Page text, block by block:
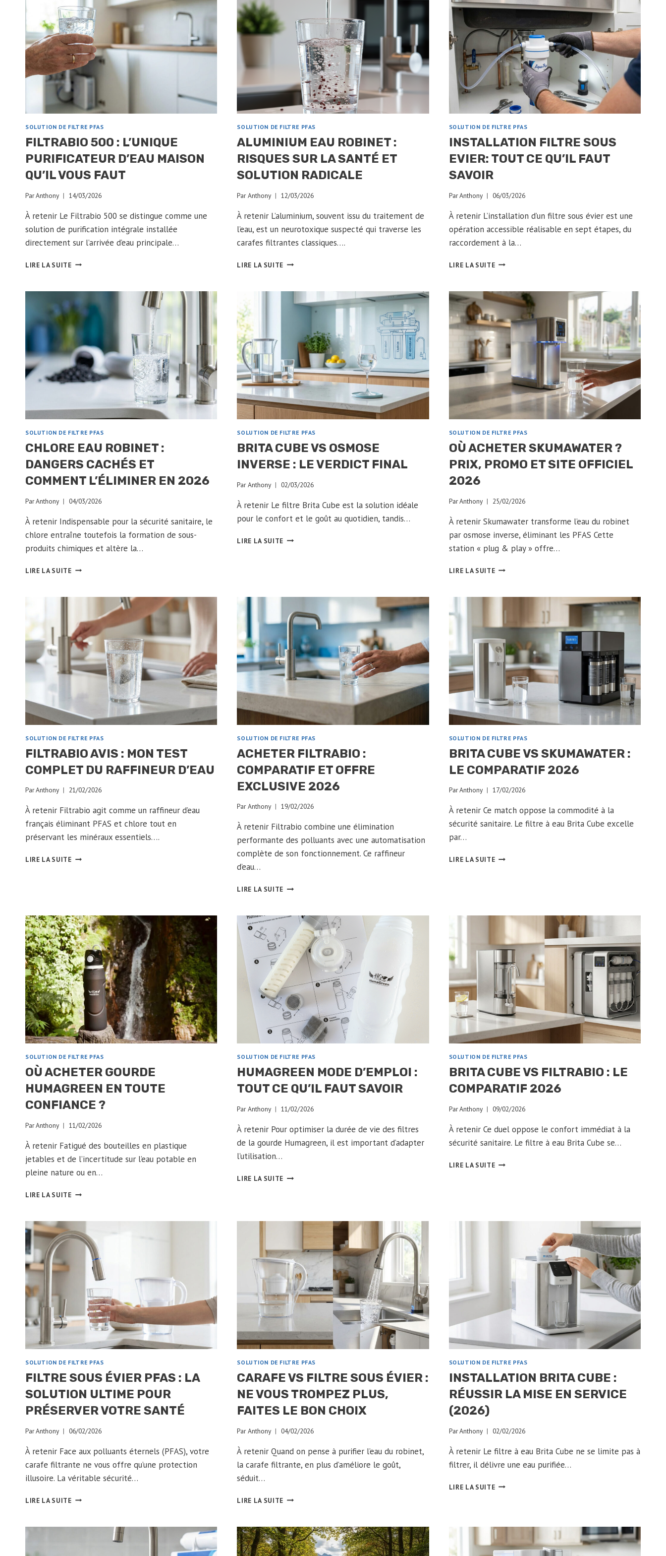
SOLUTION DE FILTRE PFAS
FILTRABIO 500 : L’UNIQUE
PURIFICATEUR D’EAU MAISON
QU’IL VOUS FAUT
ParAnthony 14/03/2026
À retenir Le Filtrabio 500 se distingue comme une
solution de purification intégrale installée
directement sur l’arrivée d’eau principale…
LIRE LA SUITEFILTRABIO
L’UNIQUE
PURIFICATEUR
D’EAU
MAISON
QU’IL
VOUS
FAUT
SOLUTION DE FILTRE PFAS
ALUMINIUM EAU ROBINET :
RISQUES SUR LA SANTÉ ET
SOLUTION RADICALE
Par Anthony 12/03/2026
À retenir L’aluminium, souvent issu du traitement de
l’eau, est un neurotoxique suspecté qui traverse les
carafes filtrantes classiques….
LIRE LA SUITE ALUMINIUM
:
RISQUES
SANTÉ
SOLUTION
RADICALE
SOLUTION DE FILTRE PFAS
INSTALLATION FILTRE SOUS
EVIER: TOUT CE QU’IL FAUT
SAVOIR
ParAnthony 06/03/2026
À retenir L’installation d’un filtre sous évier est une
opération accessible réalisable en sept étapes, du
raccordement à la…
LIRE LA SUITEINSTALLATION
EVIER:
TOUT
CE
QU’IL
FAUT
SAVOIR
SOLUTION DE FILTRE PFAS
CHLORE EAU ROBINET :
DANGERS CACHÉS ET
COMMENT L’ÉLIMINER EN 2026
ParAnthony 04/03/2026
À retenir Indispensable pour la sécurité sanitaire, le
chlore entraîne toutefois la formation de sous-
produits chimiques et altère la…
LIRE LA SUITECHLORE
CACHÉS
ET
COMMENT
L’ÉLIMINER
EN
2026
SOLUTION DE FILTRE PFAS
BRITA CUBE VS OSMOSE
INVERSE : LE VERDICT FINAL
Par Anthony 02/03/2026
À retenir Le filtre Brita Cube est la solution idéale
pour le confort et le goût au quotidien, tandis…
LIRE LA SUITE BRITA
VERDICT
FINAL
SOLUTION DE FILTRE PFAS
OÙ ACHETER SKUMAWATER ?
PRIX, PROMO ET SITE OFFICIEL
2026
ParAnthony 25/02/2026
À retenir Skumawater transforme l’eau du robinet
par osmose inverse, éliminant les PFAS Cette
station « plug & play » offre…
LIRE LA SUITEOÙ
?
PRIX,
ET
SITE
OFFICIEL
2026
SOLUTION DE FILTRE PFAS
FILTRABIO AVIS : MON TEST
COMPLET DU RAFFINEUR D’EAU
ParAnthony 21/02/2026
À retenir Filtrabio agit comme un raffineur d’eau
français éliminant PFAS et chlore tout en
préservant les minéraux essentiels….
LIRE LA SUITEFILTRABIO
DU
RAFFINEUR
D’EAU
SOLUTION DE FILTRE PFAS
ACHETER FILTRABIO :
COMPARATIF ET OFFRE
EXCLUSIVE 2026
Par Anthony 19/02/2026
À retenir Filtrabio combine une élimination
performante des polluants avec une automatisation
complète de son fonctionnement. Ce raffineur
d’eau…
LIRE LA SUITE ACHETER
COMPARATIF
ET
OFFRE
EXCLUSIVE
2026
SOLUTION DE FILTRE PFAS
BRITA CUBE VS SKUMAWATER :
LE COMPARATIF 2026
ParAnthony 17/02/2026
À retenir Ce match oppose la commodité à la
sécurité sanitaire. Le filtre à eau Brita Cube excelle
par…
LIRE LA SUITEBRITA
COMPARATIF
SOLUTION DE FILTRE PFAS
OÙ ACHETER GOURDE
HUMAGREEN EN TOUTE
CONFIANCE ?
ParAnthony 11/02/2026
À retenir Fatigué des bouteilles en plastique
jetables et de l’incertitude sur l’eau potable en
pleine nature ou en…
LIRE LA SUITEOÙ
HUMAGREEN
EN
TOUTE
CONFIANCE
SOLUTION DE FILTRE PFAS
HUMAGREEN MODE D’EMPLOI :
TOUT CE QU’IL FAUT SAVOIR
Par Anthony 11/02/2026
À retenir Pour optimiser la durée de vie des filtres
de la gourde Humagreen, il est important d’adapter
l’utilisation…
LIRE LA SUITE HUMAGREEN
FAUT
SAVOIR
SOLUTION DE FILTRE PFAS
BRITA CUBE VS FILTRABIO : LE
COMPARATIF 2026
ParAnthony 09/02/2026
À retenir Ce duel oppose le confort immédiat à la
sécurité sanitaire. Le filtre à eau Brita Cube se…
LIRE LA SUITEBRITA
SOLUTION DE FILTRE PFAS
FILTRE SOUS ÉVIER PFAS : LA
SOLUTION ULTIME POUR
PRÉSERVER VOTRE SANTÉ
ParAnthony 06/02/2026
À retenir Face aux polluants éternels (PFAS), votre
carafe filtrante ne vous offre qu’une protection
illusoire. La véritable sécurité…
LIRE LA SUITEFILTRE
PFAS
SOLUTION DE FILTRE PFAS
CARAFE VS FILTRE SOUS ÉVIER :
NE VOUS TROMPEZ PLUS,
FAITES LE BON CHOIX
Par Anthony 04/02/2026
À retenir Quand on pense à purifier l’eau du robinet,
la carafe filtrante, en plus d’améliore le goût,
séduit…
LIRE LA SUITE CARAFE
SOUS
ÉVIER
:
SOLUTION DE FILTRE PFAS
INSTALLATION BRITA CUBE :
RÉUSSIR LA MISE EN SERVICE
(2026)
ParAnthony 02/02/2026
À retenir Le filtre à eau Brita Cube ne se limite pas à
filtrer, il délivre une eau purifiée…
LIRE LA SUITEINSTALLATION
RÉUSSIR
LA
MISE